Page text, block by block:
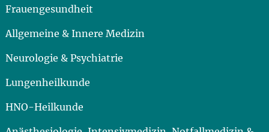
Frauengesundheit
Allgemeine & Innere Medizin
Neurologie & Psychiatrie
Lungenheilkunde
HNO-Heilkunde